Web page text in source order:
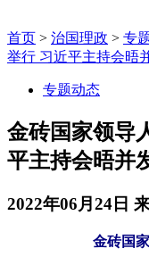
首页 > 治国理政 > 专
举行 习近平主持会晤
专题动态
金砖国家领导
平主持会晤并
2022年06月24日
金砖国